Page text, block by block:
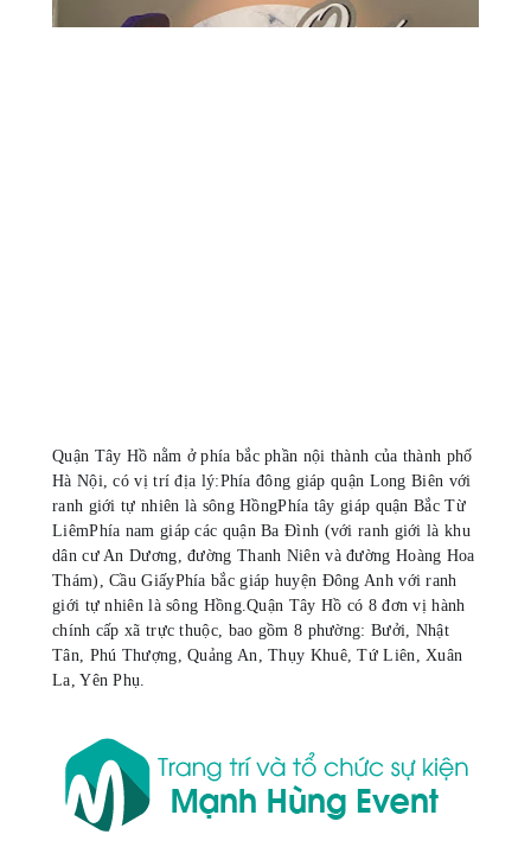
Quận Tây Hồ nằm ở phía bắc phần nội thành của thành phố
Hà Nội, có vị trí địa lý:Phía đông giáp quận Long Biên với
ranh giới tự nhiên là sông HồngPhía tây giáp quận Bắc Từ
LiêmPhía nam giáp các quận Ba Đình (với ranh giới là khu
dân cư An Dương, đường Thanh Niên và đường Hoàng Hoa
Thám), Cầu GiấyPhía bắc giáp huyện Đông Anh với ranh
giới tự nhiên là sông Hồng.Quận Tây Hồ có 8 đơn vị hành
chính cấp xã trực thuộc, bao gồm 8 phường: Bưởi, Nhật
Tân, Phú Thượng, Quảng An, Thụy Khuê, Tứ Liên, Xuân
La, Yên Phụ.